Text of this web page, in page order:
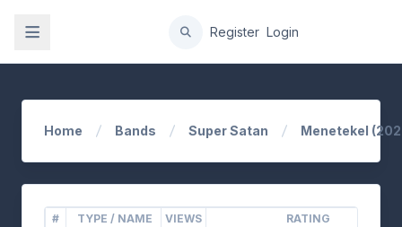
Register Login
Home Bands Super Satan Menetekel
# TYPE / NAME VIEWS RATING